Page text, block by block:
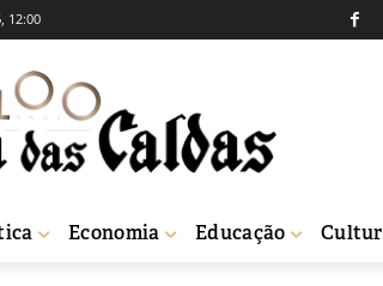
12:00
Economia Educação